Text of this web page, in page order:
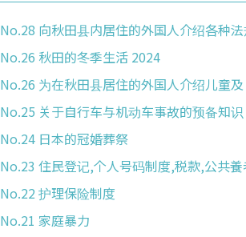
No.28 向秋田县内居住的外国人介绍各种
No.26 秋田的冬季生活 2024
No.26 为在秋田县居住的外国人介绍儿童
No.25 关于自行车与机动车事故的预备知识
No.24 日本的冠婚葬祭
No.23 住民登记,个人号码制度,税款,公共
No.22 护理保险制度
No.21 家庭暴力